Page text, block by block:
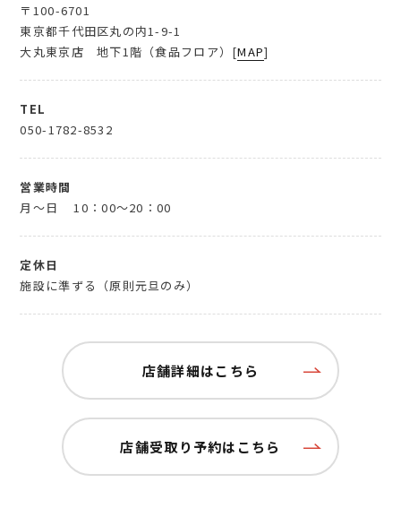
〒100-6701
東京都千代田区丸の内1-9-1
大丸東京店 地下1階（食品フロア）[MAP]
TEL
050-1782-8532
営業時間
月～日
10：00～20：00
定休日
施設に準ずる（原則元旦のみ）
店舗詳細はこちら
店舗受取り予約はこちら